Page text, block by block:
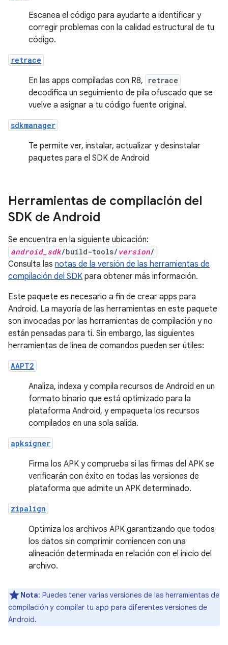
Escanea el código para ayudarte a identificar y
corregir problemas con la calidad estructural de tu
código.
retrace
En las apps compiladas con R8, retrace
decodifica un seguimiento de pila ofuscado que se
vuelve a asignar a tu código fuente original.
sdkmanager
Te permite ver, instalar, actualizar y desinstalar
paquetes para el SDK de Android
Herramientas de compilación del
SDK de Android
Se encuentra en la siguiente ubicación:
android_sdk/build-tools/ version/
Consulta las notas de la versión de las herramientas de
compilación del SDK para obtener más información.
Este paquete es necesario a fin de crear apps para
Android. La mayoría de las herramientas en este paquete
son invocadas por las herramientas de compilación y no
están pensadas para ti. Sin embargo, las siguientes
herramientas de línea de comandos pueden ser útiles:
AAPT2
Analiza, indexa y compila recursos de Android en un
formato binario que está optimizado para la
plataforma Android, y empaqueta los recursos
compilados en una sola salida.
apksigner
Firma los APK y comprueba si las firmas del APK se
verificarán con éxito en todas las versiones de
plataforma que admite un APK determinado.
zipalign
Optimiza los archivos APK garantizando que todos
los datos sin comprimir comiencen con una
alineación determinada en relación con el inicio del
archivo.
Nota: Puedes tener varias versiones de las herramientas de
compilación y compilar tu app para diferentes versiones de
Android.